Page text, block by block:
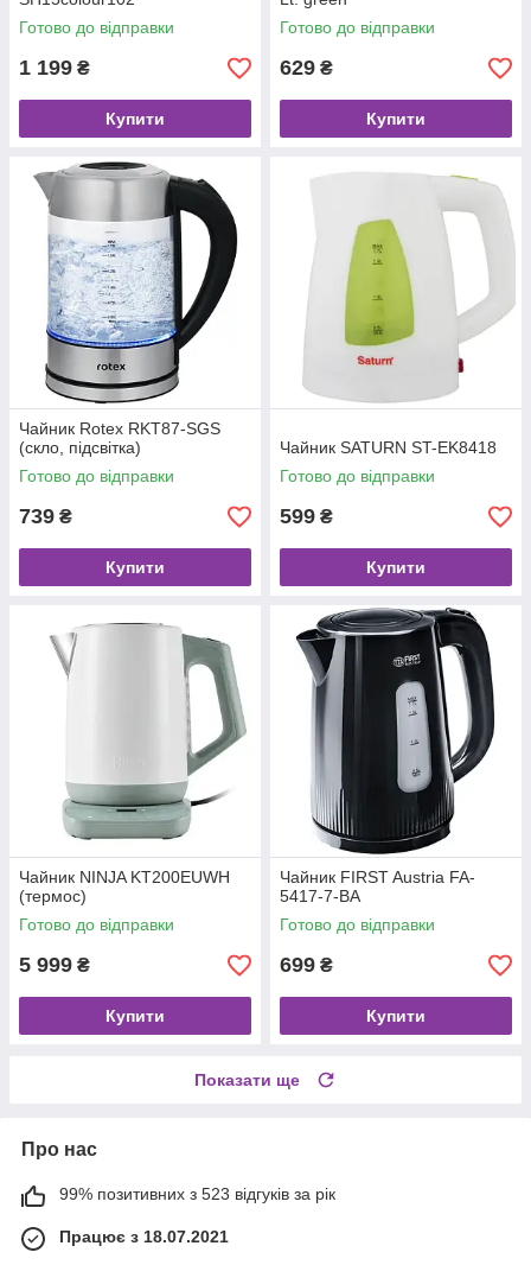
Готово до відправки
1 199 ₴
Купити
Готово до відправки
629 ₴
Купити
Чайник Rotex RKT87-SGS
(скло, підсвітка)
Готово до відправки
739 ₴
Купити
Чайник SATURN ST-EK8418
Готово до відправки
599 ₴
Купити
Чайник NINJA KT200EUWH
(термос)
Готово до відправки
5 999 ₴
Купити
Чайник FIRST Austria FA-
5417-7-BA
Готово до відправки
699 ₴
Купити
Показати ще
Про нас
99% позитивних з 523 відгуків за рік
Працює з 18.07.2021